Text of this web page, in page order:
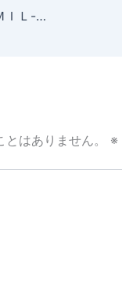
トレーサー/TRASER/H3/タイプ6/ＭＩＬ-Ｇ レッドトリチウム P6600.41F.1Y.01Red/日本限定モデル入荷致しました。
はありません。 ※